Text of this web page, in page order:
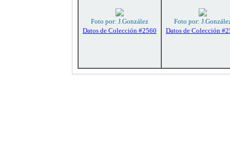
Foto por: J.González
Datos de Colección #2560
Foto por:
Datos de Colección